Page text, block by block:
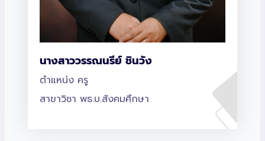
นางสาววรรณนรีย์ ชินวัง
ตำแหน่ง ครู
สาขาวิชา พธ.บ.สังคมศึกษา